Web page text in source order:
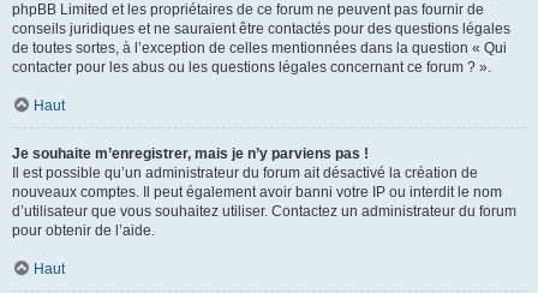
phpBB Limited et les propriétaires de ce forum ne peuvent pas fournir de
conseils juridiques et ne sauraient être contactés pour des questions légales
de toutes sortes, à l’exception de celles mentionnées dans la question « Qui
contacter pour les abus ou les questions légales concernant ce forum ? ».
Haut
Je souhaite m’enregistrer, mais je n’y parviens pas !
Il est possible qu’un administrateur du forum ait désactivé la création de
nouveaux comptes. Il peut également avoir banni votre IP ou interdit le nom
d’utilisateur que vous souhaitez utiliser. Contactez un administrateur du forum
pour obtenir de l’aide.
Haut